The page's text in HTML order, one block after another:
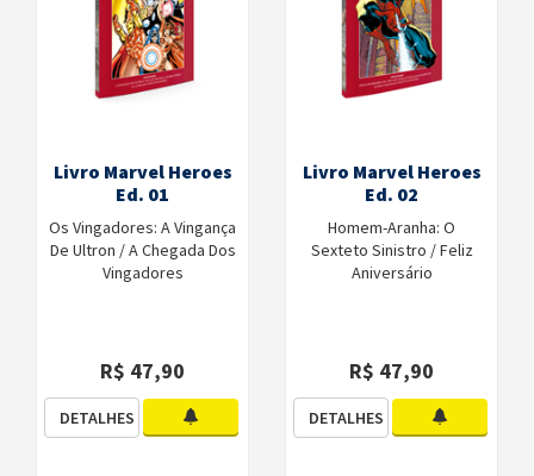
Livro Marvel Heroes
Ed. 01
Os Vingadores: A Vingança
De Ultron / A Chegada Dos
Vingadores
R$ 47,90
DETALHES
Livro Marvel Heroes
Ed. 02
Homem-Aranha: O
Sexteto Sinistro / Feliz
Aniversário
R$ 47,90
DETALHES